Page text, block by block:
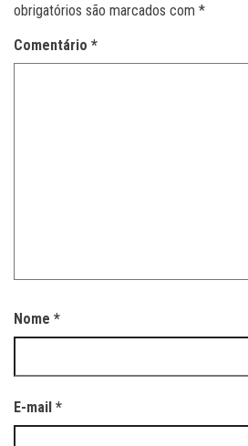
obrigatórios são marcados com *
Comentário *
Nome *
E-mail *